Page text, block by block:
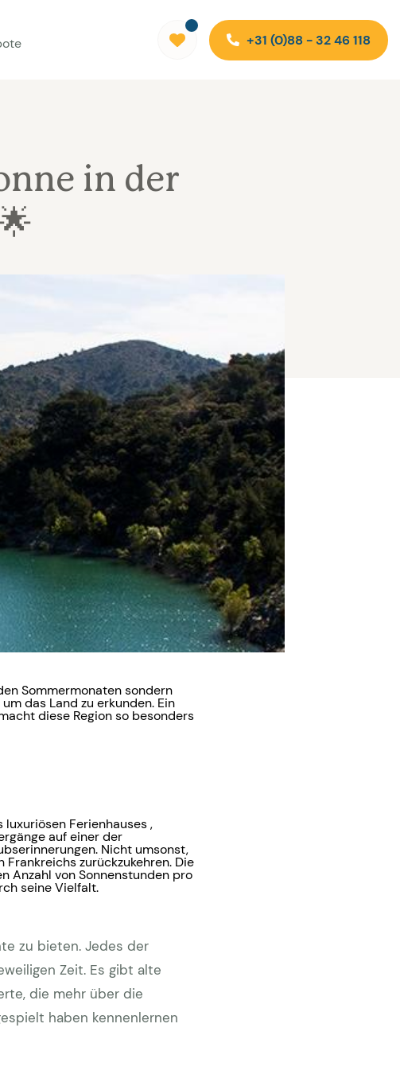
+31 (0)88 - 32 46 118
in der
Sommermonaten sondern
das Land zu erkunden. Ein
diese Region so besonders
Ferienhauses ,
auf einer der
Nicht umsonst,
zurückzukehren. Die
Anzahl von Sonnenstunden pro
seine Vielfalt.
zu bieten. Jedes der
Zeit. Es gibt alte
die mehr über die
haben kennenlernen